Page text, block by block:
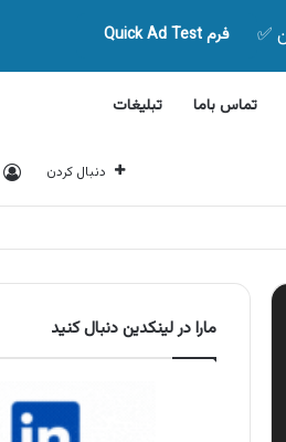
فرم Quick Ad Test
تماس باما تبلیغات
دنبال کردن
مارا در لینکدین دنبال کنید